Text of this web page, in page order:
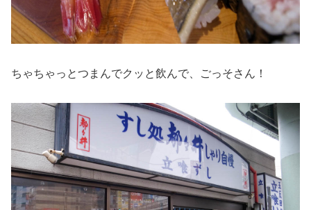
ちゃちゃっとつまんでクッと飲んで、ごっそさん！